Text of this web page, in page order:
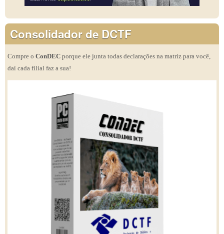
Consolidador de DCTF
Compre o ConDEC porque ele junta todas declarações na matriz para você,
daí cada filial faz a sua!